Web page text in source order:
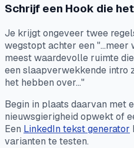
Schrijf een Hook die
Je krijgt ongeveer twee
wegstopt achter een "…meer
meest waardevolle ruimte
een slaapverwekkende intro
het hebben over..."
Begin in plaats daarvan met
nieuwsgierigheid opwekt of
Een LinkedIn tekst generator
varianten te testen.